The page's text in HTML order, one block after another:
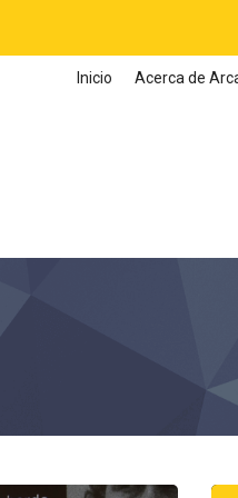
Inicio Acerca de